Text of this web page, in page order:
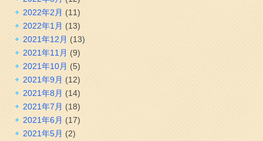
2022年2月 (11)
2022年1月 (13)
2021年12月 (13)
2021年11月 (9)
2021年10月 (5)
2021年9月 (12)
2021年8月 (14)
2021年7月 (18)
2021年6月 (17)
2021年5月 (2)